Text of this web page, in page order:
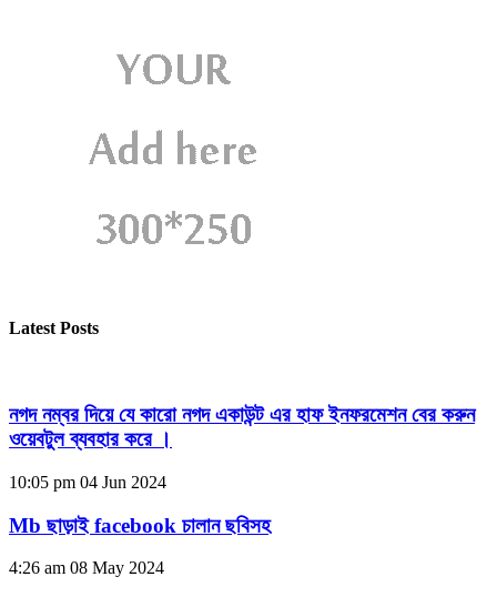
Latest Posts
নগদ নম্বর দিয়ে যে কারো নগদ একাউন্ট এর হাফ ইনফরমেশন বের করুন
ওয়েবটুল ব্যবহার করে ।
10:05 pm 04 Jun 2024
Mb ছাড়াই facebook চালান ছবিসহ
4:26 am 08 May 2024